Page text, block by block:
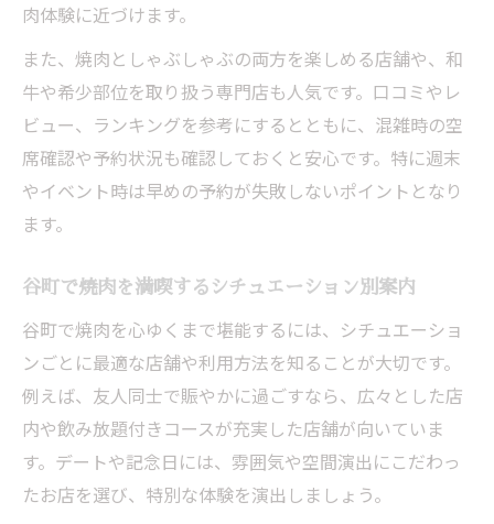
肉体験に近づけます。
また、焼肉としゃぶしゃぶの両方を楽しめる店舗や、和
牛や希少部位を取り扱う専門店も人気です。口コミやレ
ビュー、ランキングを参考にするとともに、混雑時の空
席確認や予約状況も確認しておくと安心です。特に週末
やイベント時は早めの予約が失敗しないポイントとなり
ます。
谷町で焼肉を満喫するシチュエーション別案内
谷町で焼肉を心ゆくまで堪能するには、シチュエーショ
ンごとに最適な店舗や利用方法を知ることが大切です。
例えば、友人同士で賑やかに過ごすなら、広々とした店
内や飲み放題付きコースが充実した店舗が向いていま
す。デートや記念日には、雰囲気や空間演出にこだわっ
たお店を選び、特別な体験を演出しましょう。